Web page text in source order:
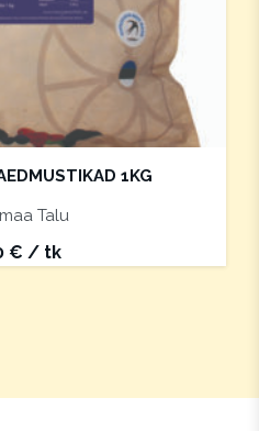
1KG
Talu
€ / tk